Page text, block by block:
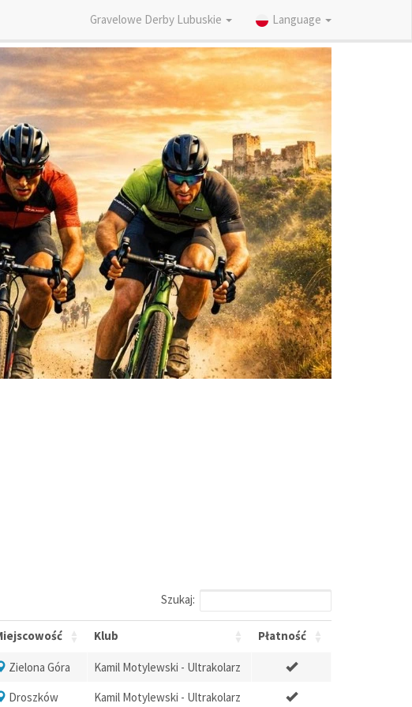
Language
Gravelowe Derby Lubuskie
Szukaj:
Klub Płatność
Zielona Góra
Kamil Motylewski - Ultrakolarz
Droszków Kamil Motylewski - Ultrakolarz